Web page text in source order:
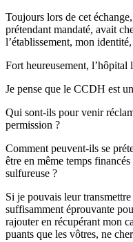
Toujours lors de cet
prétendant mandaté, avait
l’établissement, mon
Fort heureusement, l’hôpital
Je pense que le CCDH est
Qui sont-ils pour venir
permission ?
Comment peuvent-ils se
être en même temps
sulfureuse ?
Si je pouvais leur
suffisamment éprouvante
rajouter en récupérant mon
puants que les vôtres, ne